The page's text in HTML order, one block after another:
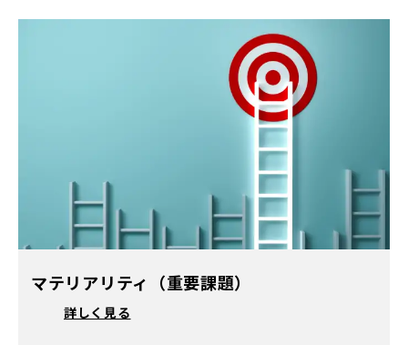
マテリアリティ（重要課題）
詳しく見る